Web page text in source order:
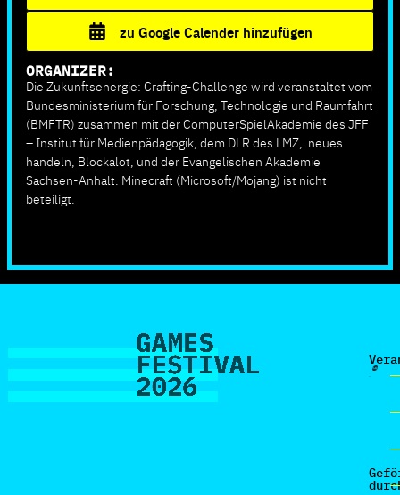
zu Google Calender hinzufügen
ORGANIZER:
Die Zukunftsenergie: Crafting-Challenge wird veranstaltet vom
Bundesministerium für Forschung, Technologie und Raumfahrt
(BMFTR) zusammen mit der ComputerSpielAkademie des JFF
– Institut für Medienpädagogik, dem DLR des LMZ, neues
handeln, Blockalot, und der Evangelischen Akademie
Sachsen-Anhalt. Minecraft (Microsoft/Mojang) ist nicht
beteiligt.